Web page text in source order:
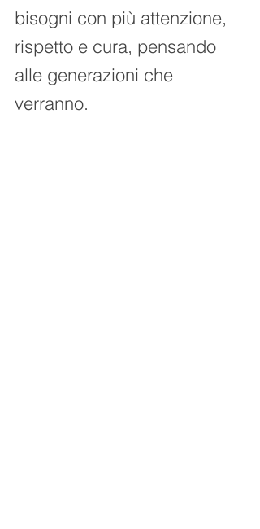
bisogni con più attenzione,
rispetto e cura, pensando
alle generazioni che
verranno.